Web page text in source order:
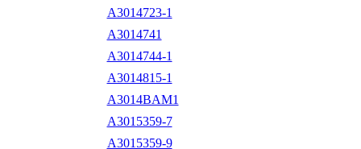
A3014723-1
A3014741
A3014744-1
A3014815-1
A3014BAM1
A3015359-7
A3015359-9